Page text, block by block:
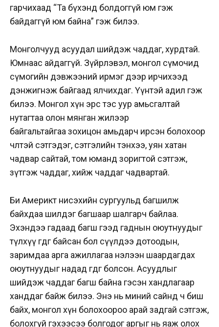
гарчихаад “Та бүхэнд болдоггүй юм гэж
байдаггүй юм байна” гэж билээ.
Монголчууд асуудал шийдэж чаддаг, хурдтай.
Юмнаас айдаггүй. Зүйрлэвэл, монгол сүмочид
сүмогийн дэвжээний ирмэг дээр ирчихээд
дэнжигнэж байгаад ялчихдаг. Үүнтэй адил гэж
билээ. Монгол хүн эрс тэс уур амьсгалтай
нутагтаа олон мянган жилээр
байгальтайгаа зохицон амьдарч ирсэн болохоор
чөлөөтэй сэтгэдэг, сэтгэлийн тэнхээ, уян хатан
чадвар сайтай, том юманд зоригтой сэтгэж,
зүтгэж чаддаг, хийж чаддаг чадвартай.
Би Америкт нисэхийн сургуульд багшилж
байхдаа шилдэг багшаар шалгарч байлаа.
Эхэндээ гадаад багш гээд гаднын оюутнуудыг
түлхүү өгдөг байсан бол сүүлдээ дотоодын,
заримдаа арга ажиллагаа нэлээн шаардагдах
оюутнуудыг надад өгдөг болсон. Асуудлыг
шийдэж чаддаг багш байна гэсэн хандлагаар
ханддаг байж билээ. Энэ нь миний сайнд ч биш
байх, монгол хүн болохоороо арай задгай сэтгэж,
болохгүй гэхээсээ болгодог аргыг нь яаж олох